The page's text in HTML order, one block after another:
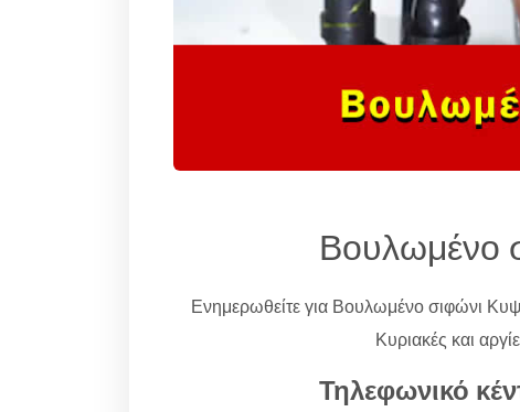
Βουλωμένο
Ενημερωθείτε για Βουλωμένο σιφώνι
Κυριακές και
Τηλεφωνικό